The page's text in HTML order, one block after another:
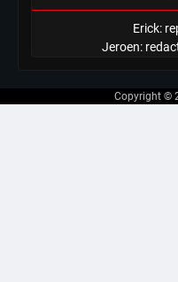
Erick:
Jeroen:
Copyright ©